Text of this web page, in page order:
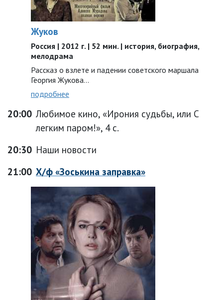
Жуков
Россия | 2012 г. | 52 мин. | история, биография,
мелодрама
Рассказ о взлете и падении советского маршала
Георгия Жукова…
подробнее
20:00 Любимое кино, «Ирония судьбы, или С
легким паром!», 4 с.
20:30 Наши новости
21:00 Х/ф «Зоськина заправка»